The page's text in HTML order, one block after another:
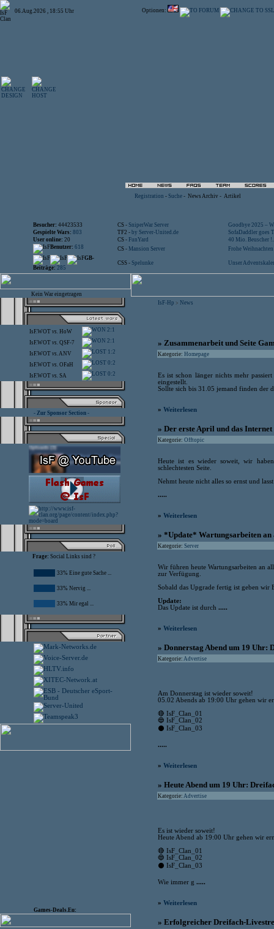
06.Aug.2026 , 18:55 Uhr Optionen:
Registration - Suche - News Archiv - Artikel
Besucher: 44423533 CS - SniperWar Server
Goodbye 2025 –
Gespielte Wars: 803 TF2 - by Server-United.de
SofaDaddler goes
User online: 20 CS - FunYard
40 Mio. Beuscher
Benutzer: 618 CS - Mansion Server
Frohe
GB-
Beiträge: 285
CSS - Spelunke Unser
Kein War eingetragen
IsF.WOT vs. HoW 2:1
IsF.WOT vs. QSF-7 2:1
IsF.WOT vs.ANV 1:2
IsF.WOT vs. OFaH 0:2
IsF.WOT vs. SA 0:2
- Zur Sponsor Section -
Frage: Social Links sind ?
33% Eine gute Sache ...
33% Nervig ...
33% Mir egal ...
Games-Deals.Eu:
IsF-Hp > News
» Zusammenarbeit und Seite
Kategorie: Homepage
Es ist schon länger nichts mehr
eingestellt.
Sollte sich bis 31.05 jemand finden der
» Weiterlesen
» Der erste April und das Internet
Kategorie: Offtopic
Heute ist es wieder soweit, wir
schlechtesten Seite.
Nehmt heute nicht alles so ernst und
.....
» Weiterlesen
» *Update* Wartungsarbeiten an
Kategorie: Server
Wir führen heute Wartungsarbeiten an
zur Verfügung.
Sobald das Upgrade fertig ist geben wir
Update:
Das Update ist durch .....
» Weiterlesen
» Donnerstag Abend um 19 Uhr:
Kategorie: Advertise
Am Donnerstag ist wieder soweit!
05.02 Abends ab 19:00 Uhr gehen wir
🔴 IsF_Clan_01
🔵 IsF_Clan_02
⚫ IsF_Clan_03
.....
» Weiterlesen
» Heute Abend um 19 Uhr:
Kategorie: Advertise
Es ist wieder soweit!
Heute Abend ab 19:00 Uhr gehen wir
🔴 IsF_Clan_01
🔵 IsF_Clan_02
⚫ IsF_Clan_03
Wie immer g .....
» Weiterlesen
» Erfolgreicher Dreifach-